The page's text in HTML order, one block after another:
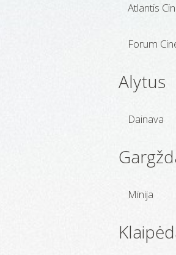
Atlantis
Forum
Alytus
Dainava
Minija